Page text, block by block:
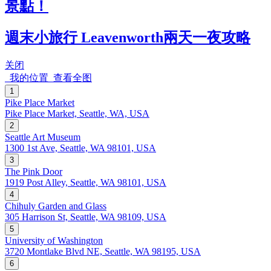
景點！
週末小旅行 Leavenworth兩天一夜攻略
关闭
我的位置 查看全图
1
Pike Place Market
Pike Place Market, Seattle, WA, USA
2
Seattle Art Museum
1300 1st Ave, Seattle, WA 98101, USA
3
The Pink Door
1919 Post Alley, Seattle, WA 98101, USA
4
Chihuly Garden and Glass
305 Harrison St, Seattle, WA 98109, USA
5
University of Washington
3720 Montlake Blvd NE, Seattle, WA 98195, USA
6